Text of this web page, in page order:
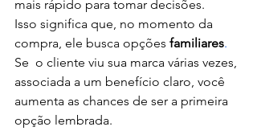
mais rápido para tomar decisões.
Isso significa que, no momento da
compra, ele busca opções familiares.
Se  o cliente viu sua marca várias vezes,
associada a um benefício claro, você
aumenta as chances de ser a primeira
opção lembrada.